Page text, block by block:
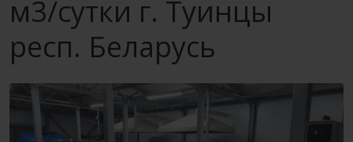
м3/сутки г. Туинцы
респ. Беларусь